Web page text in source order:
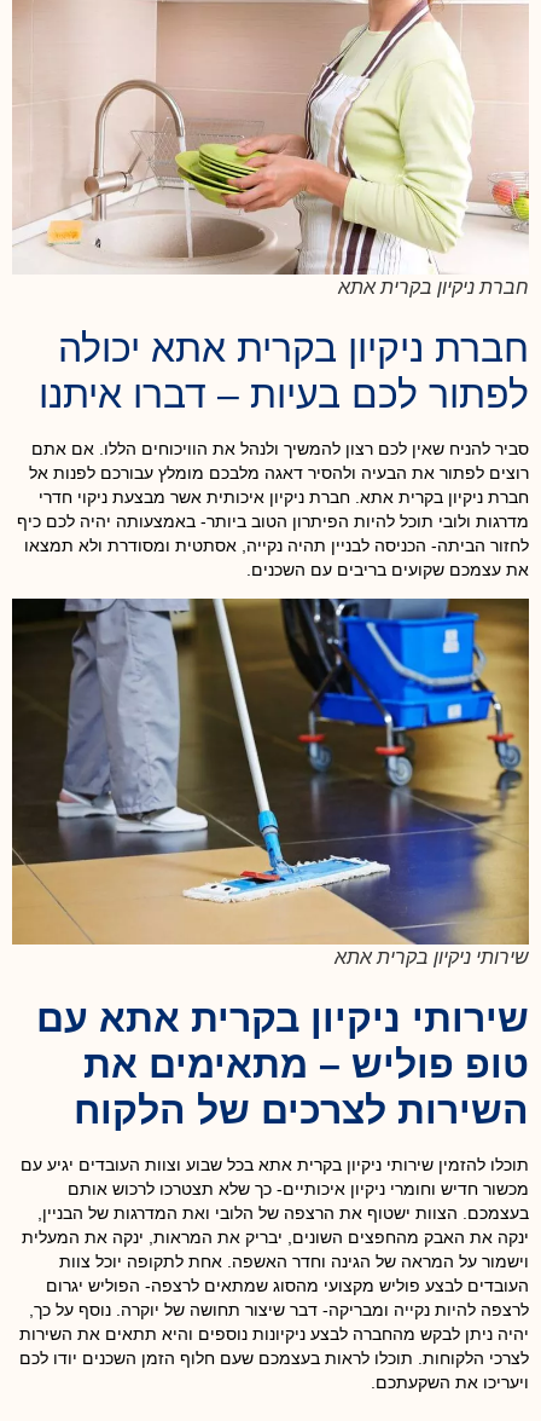
חברת ניקיון בקרית אתא
חברת ניקיון בקרית אתא יכולה
לפתור לכם בעיות – דברו איתנו
סביר להניח שאין לכם רצון להמשיך ולנהל את הוויכוחים הללו. אם אתם
רוצים לפתור את הבעיה ולהסיר דאגה מלבכם מומלץ עבורכם לפנות אל
חברת ניקיון בקרית אתא. חברת ניקיון איכותית אשר מבצעת ניקוי חדרי
מדרגות ולובי תוכל להיות הפיתרון הטוב ביותר- באמצעותה יהיה לכם כיף
לחזור הביתה- הכניסה לבניין תהיה נקייה, אסתטית ומסודרת ולא תמצאו
את עצמכם שקועים בריבים עם השכנים.
שירותי ניקיון בקרית אתא
שירותי ניקיון בקרית אתא עם
טופ פוליש – מתאימים את
השירות לצרכים של הלקוח
תוכלו להזמין שירותי ניקיון בקרית אתא בכל שבוע וצוות העובדים יגיע עם
מכשור חדיש וחומרי ניקיון איכותיים- כך שלא תצטרכו לרכוש אותם
בעצמכם. הצוות ישטוף את הרצפה של הלובי ואת המדרגות של הבניין,
ינקה את האבק מהחפצים השונים, יבריק את המראות, ינקה את המעלית
וישמור על המראה של הגינה וחדר האשפה. אחת לתקופה יוכל צוות
העובדים לבצע פוליש מקצועי מהסוג שמתאים לרצפה- הפוליש יגרום
לרצפה להיות נקייה ומבריקה- דבר שיצור תחושה של יוקרה. נוסף על כך,
יהיה ניתן לבקש מהחברה לבצע ניקיונות נוספים והיא תתאים את השירות
לצרכי הלקוחות. תוכלו לראות בעצמכם שעם חלוף הזמן השכנים יודו לכם
ויעריכו את השקעתכם.